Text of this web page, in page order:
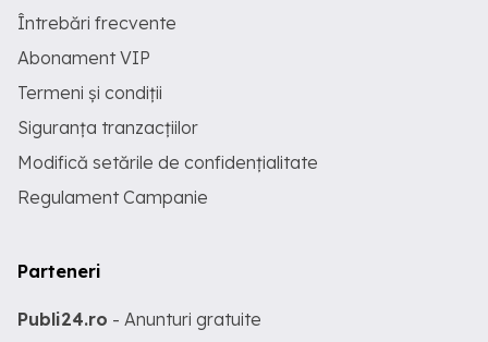
Întrebări frecvente
Abonament VIP
Termeni și condiții
Siguranța tranzacțiilor
Modifică setările de confidențialitate
Regulament Campanie
Parteneri
Publi24.ro - Anunturi gratuite